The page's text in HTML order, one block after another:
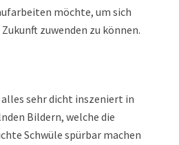
möchte, um sich
zuwenden zu können.
sehr dicht inszeniert in
Bildern, welche die
Schwüle spürbar machen